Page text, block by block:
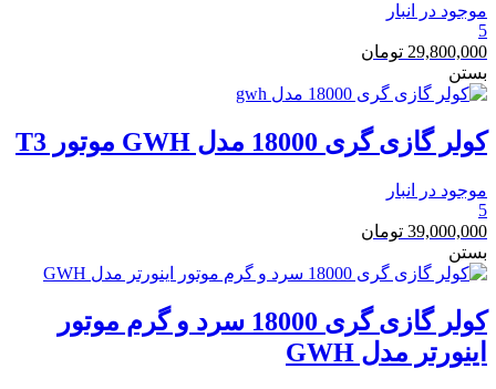
موجود در انبار
5
29,800,000 تومان
بستن
کولر گازی گری 18000 مدل GWH موتور T3
موجود در انبار
5
39,000,000 تومان
بستن
کولر گازی گری 18000 سرد و گرم موتور
اینورتر مدل GWH